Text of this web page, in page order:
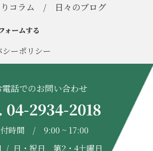
コラム / 日々のブログ
ォームする
シーポリシー
電話でのお問い合わせ
04-2934-2018
時間 / 9:00 ~ 17:00
/ 日・祝日 第2・4土曜日